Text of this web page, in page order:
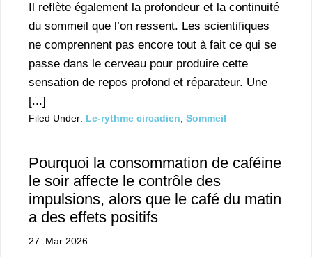
Il reflète également la profondeur et la continuité
du sommeil que l’on ressent. Les scientifiques
ne comprennent pas encore tout à fait ce qui se
passe dans le cerveau pour produire cette
sensation de repos profond et réparateur. Une
[...]
Filed Under: Le-rythme circadien, Sommeil
Pourquoi la consommation de caféine
le soir affecte le contrôle des
impulsions, alors que le café du matin
a des effets positifs
27. Mar 2026